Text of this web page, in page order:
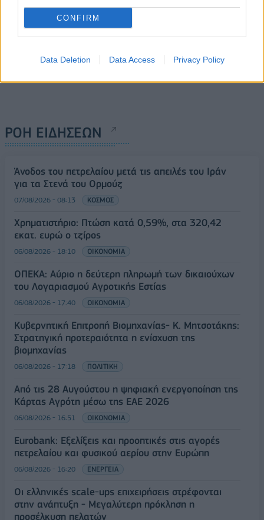
CONFIRM
Data Deletion Data Access Privacy Policy
ΡΟΗ ΕΙΔΗΣΕΩΝ
Άνοδος του πετρελαίου μετά τις απειλές του Ιράν
για τα Στενά του Ορμούζ
07/08/2026 - 08:13 ΚΟΣΜΟΣ
Χρηματιστήριο: Πτώση κατά 0,59%, στα 320,42
εκατ. ευρώ ο τζίρος
06/08/2026 - 18:10 ΟΙΚΟΝΟΜΙΑ
ΟΠΕΚΑ: Αύριο η δεύτερη πληρωμή των δικαιούχων
του Λογαριασμού Αγροτικής Εστίας
06/08/2026 - 17:40 ΟΙΚΟΝΟΜΙΑ
Κυβερνητική Επιτροπή Βιομηχανίας- Κ. Μητσοτάκης:
Στρατηγική προτεραιότητα η ενίσχυση της
βιομηχανίας
06/08/2026 - 17:18 ΠΟΛΙΤΙΚΗ
Από τις 28 Αυγούστου η ψηφιακή ενεργοποίηση της
Κάρτας Αγρότη μέσω της ΕΑΕ 2026
06/08/2026 - 16:51 ΟΙΚΟΝΟΜΙΑ
Eurobank: Εξελίξεις και προοπτικές στις αγορές
πετρελαίου και φυσικού αερίου στην Ευρώπη
06/08/2026 - 16:20 ΕΝΕΡΓΕΙΑ
Οι ελληνικές scale-ups επιχειρήσεις στρέφονται
στην ανάπτυξη - Μεγαλύτερη πρόκληση η
προσέλκυση πελατών